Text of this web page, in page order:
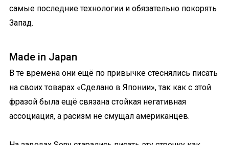
самые последние технологии и обязательно покорять
Запад.
Made in Japan
В те времена они ещё по привычке стеснялись писать
на своих товарах «Сделано в Японии», так как с этой
фразой была ещё связана стойкая негативная
ассоциация, а расизм не смущал американцев.